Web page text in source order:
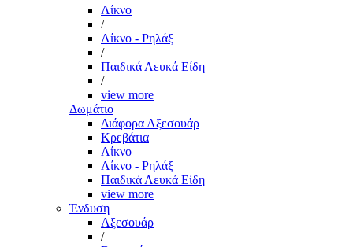
Λίκνο
/
Λίκνο - Ρηλάξ
/
Παιδικά Λευκά Είδη
/
view more
Δωμάτιο
Διάφορα Αξεσουάρ
Κρεβάτια
Λίκνο
Λίκνο - Ρηλάξ
Παιδικά Λευκά Είδη
view more
Ένδυση
Αξεσουάρ
/